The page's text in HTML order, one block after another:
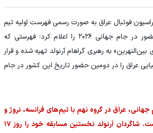
فوتبال عراق به صورت رسمی فهرست اولیه تیم
ملی این کشور برای حضور در جام جهانی ۲۰۲۶ را اعلام کرد؛ فهرستی که
به رهبری گراهام آرنولد تهیه شده و قرار
عراق را در دومین حضور تاریخ این کشور در جام
عراق در گروه نهم با تیم‌های فرانسه، نروژ و
سنگال هم‌گروه شده است. شاگردان آرنولد نخستین مسابقه خود را روز ۱۷